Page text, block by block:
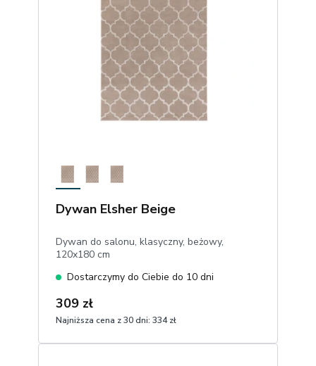
Dywan Elsher Beige
Dywan do salonu, klasyczny, beżowy,
120x180 cm
Dostarczymy do Ciebie do 10 dni
309 zł
Najniższa cena z 30 dni: 334 zł
1